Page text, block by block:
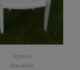
Stoelen
Meubilair